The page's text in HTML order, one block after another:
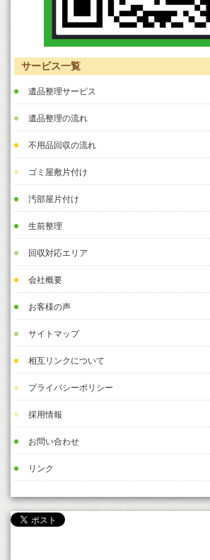
サービス一覧
遺品整理サービス
遺品整理の流れ
不用品回収の流れ
ゴミ屋敷片付け
汚部屋片付け
生前整理
回収対応エリア
会社概要
お客様の声
サイトマップ
相互リンクについて
プライバシーポリシー
採用情報
お問い合わせ
リンク